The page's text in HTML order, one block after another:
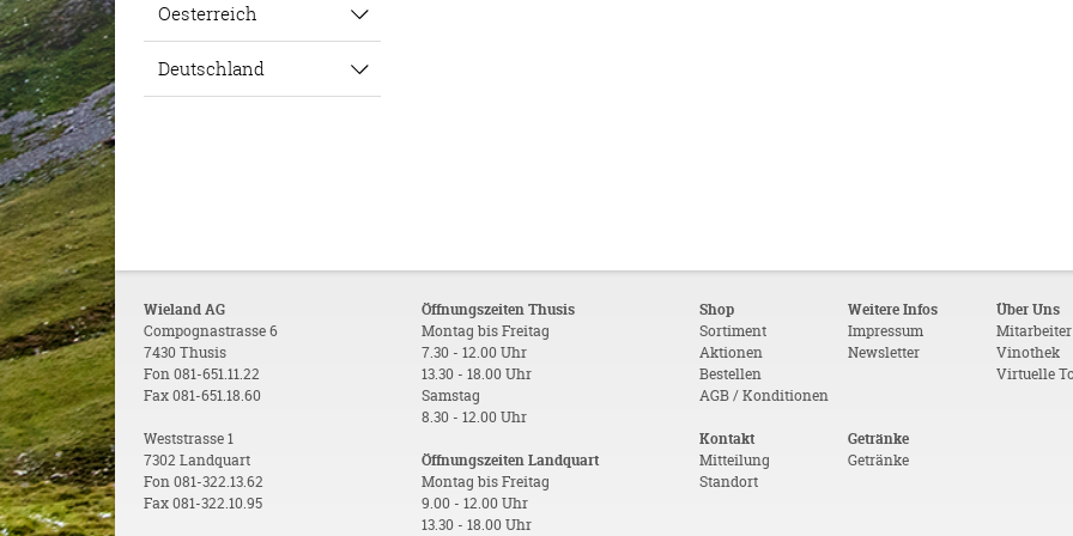
Oesterreich
Deutschland
Wieland AG
Compognastrasse 6
7430 Thusis
Fon 081-651.11.22
Fax 081-651.18.60
Weststrasse 1
7302 Landquart
Fon 081-322.13.62
Fax 081-322.10.95
Öffnungszeiten Thusis
Montag bis Freitag
7.30 - 12.00 Uhr
13.30 - 18.00 Uhr
Samstag
8.30 - 12.00 Uhr
Öffnungszeiten Landquart
Montag bis Freitag
9.00 - 12.00 Uhr
13.30 - 18.00 Uhr
Shop
Sortiment
Aktionen
Bestellen
AGB / Konditionen
Weitere Infos
Impressum
Newsletter
Über Uns
Mitarbeiter
Vinothek
Virtuelle
Kontakt
Mitteilung
Standort
Getränke
Getränke